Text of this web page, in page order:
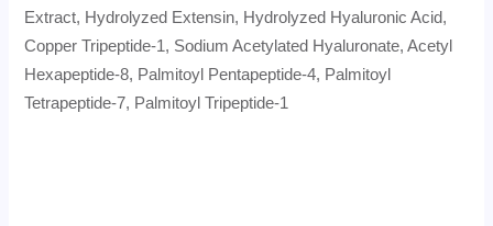
Extract, Hydrolyzed Extensin, Hydrolyzed Hyaluronic Acid,
Copper Tripeptide-1, Sodium Acetylated Hyaluronate, Acetyl
Hexapeptide-8, Palmitoyl Pentapeptide-4, Palmitoyl
Tetrapeptide-7, Palmitoyl Tripeptide-1